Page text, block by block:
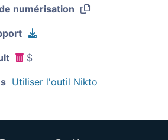
numérisation
$
Utiliser l'outil Nikto